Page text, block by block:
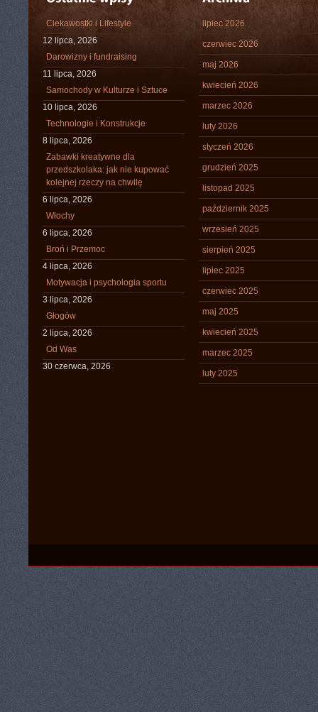
Ciekawostki i Lifestyle
12 lipca, 2026
Darowizny i fundraising
11 lipca, 2026
Samochody w Kulturze i Sztuce
10 lipca, 2026
Technologie i Konstrukcje
8 lipca, 2026
Zabawki kreatywne dla
przedszkolaka: jak nie kupować
kolejnej rzeczy na chwilę
6 lipca, 2026
Włochy
6 lipca, 2026
Broń i Przemoc
4 lipca, 2026
Motywacja i psychologia sportu
3 lipca, 2026
Głogów
2 lipca, 2026
Od Was
30 czerwca, 2026
lipiec 2026
czerwiec 2026
maj 2026
kwiecień 2026
marzec 2026
luty 2026
styczeń 2026
grudzień 2025
listopad 2025
październik 2025
wrzesień 2025
sierpień 2025
lipiec 2025
czerwiec 2025
maj 2025
kwiecień 2025
marzec 2025
luty 2025